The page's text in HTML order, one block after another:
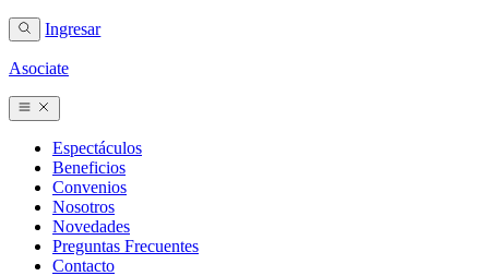
Ingresar
Asociate
Espectáculos
Beneficios
Convenios
Nosotros
Novedades
Preguntas Frecuentes
Contacto